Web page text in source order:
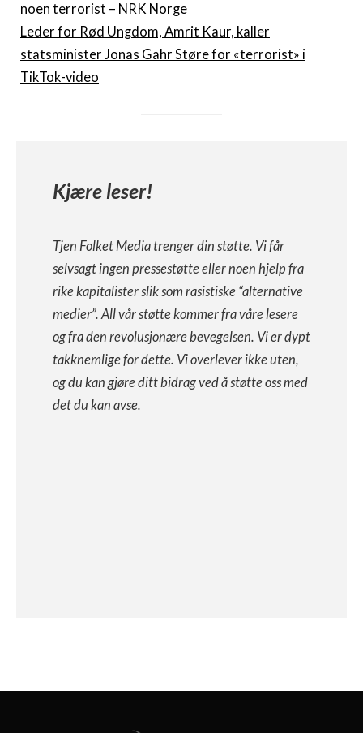
noen terrorist – NRK Norge
Leder for Rød Ungdom, Amrit Kaur, kaller
statsminister Jonas Gahr Støre for «terrorist» i
TikTok-video
Kjære leser!
Tjen Folket Media trenger din støtte. Vi får
selvsagt ingen pressestøtte eller noen hjelp fra
rike kapitalister slik som rasistiske “alternative
medier”. All vår støtte kommer fra våre lesere
og fra den revolusjonære bevegelsen. Vi er dypt
takknemlige for dette. Vi overlever ikke uten,
og du kan gjøre ditt bidrag ved å støtte oss med
det du kan avse.